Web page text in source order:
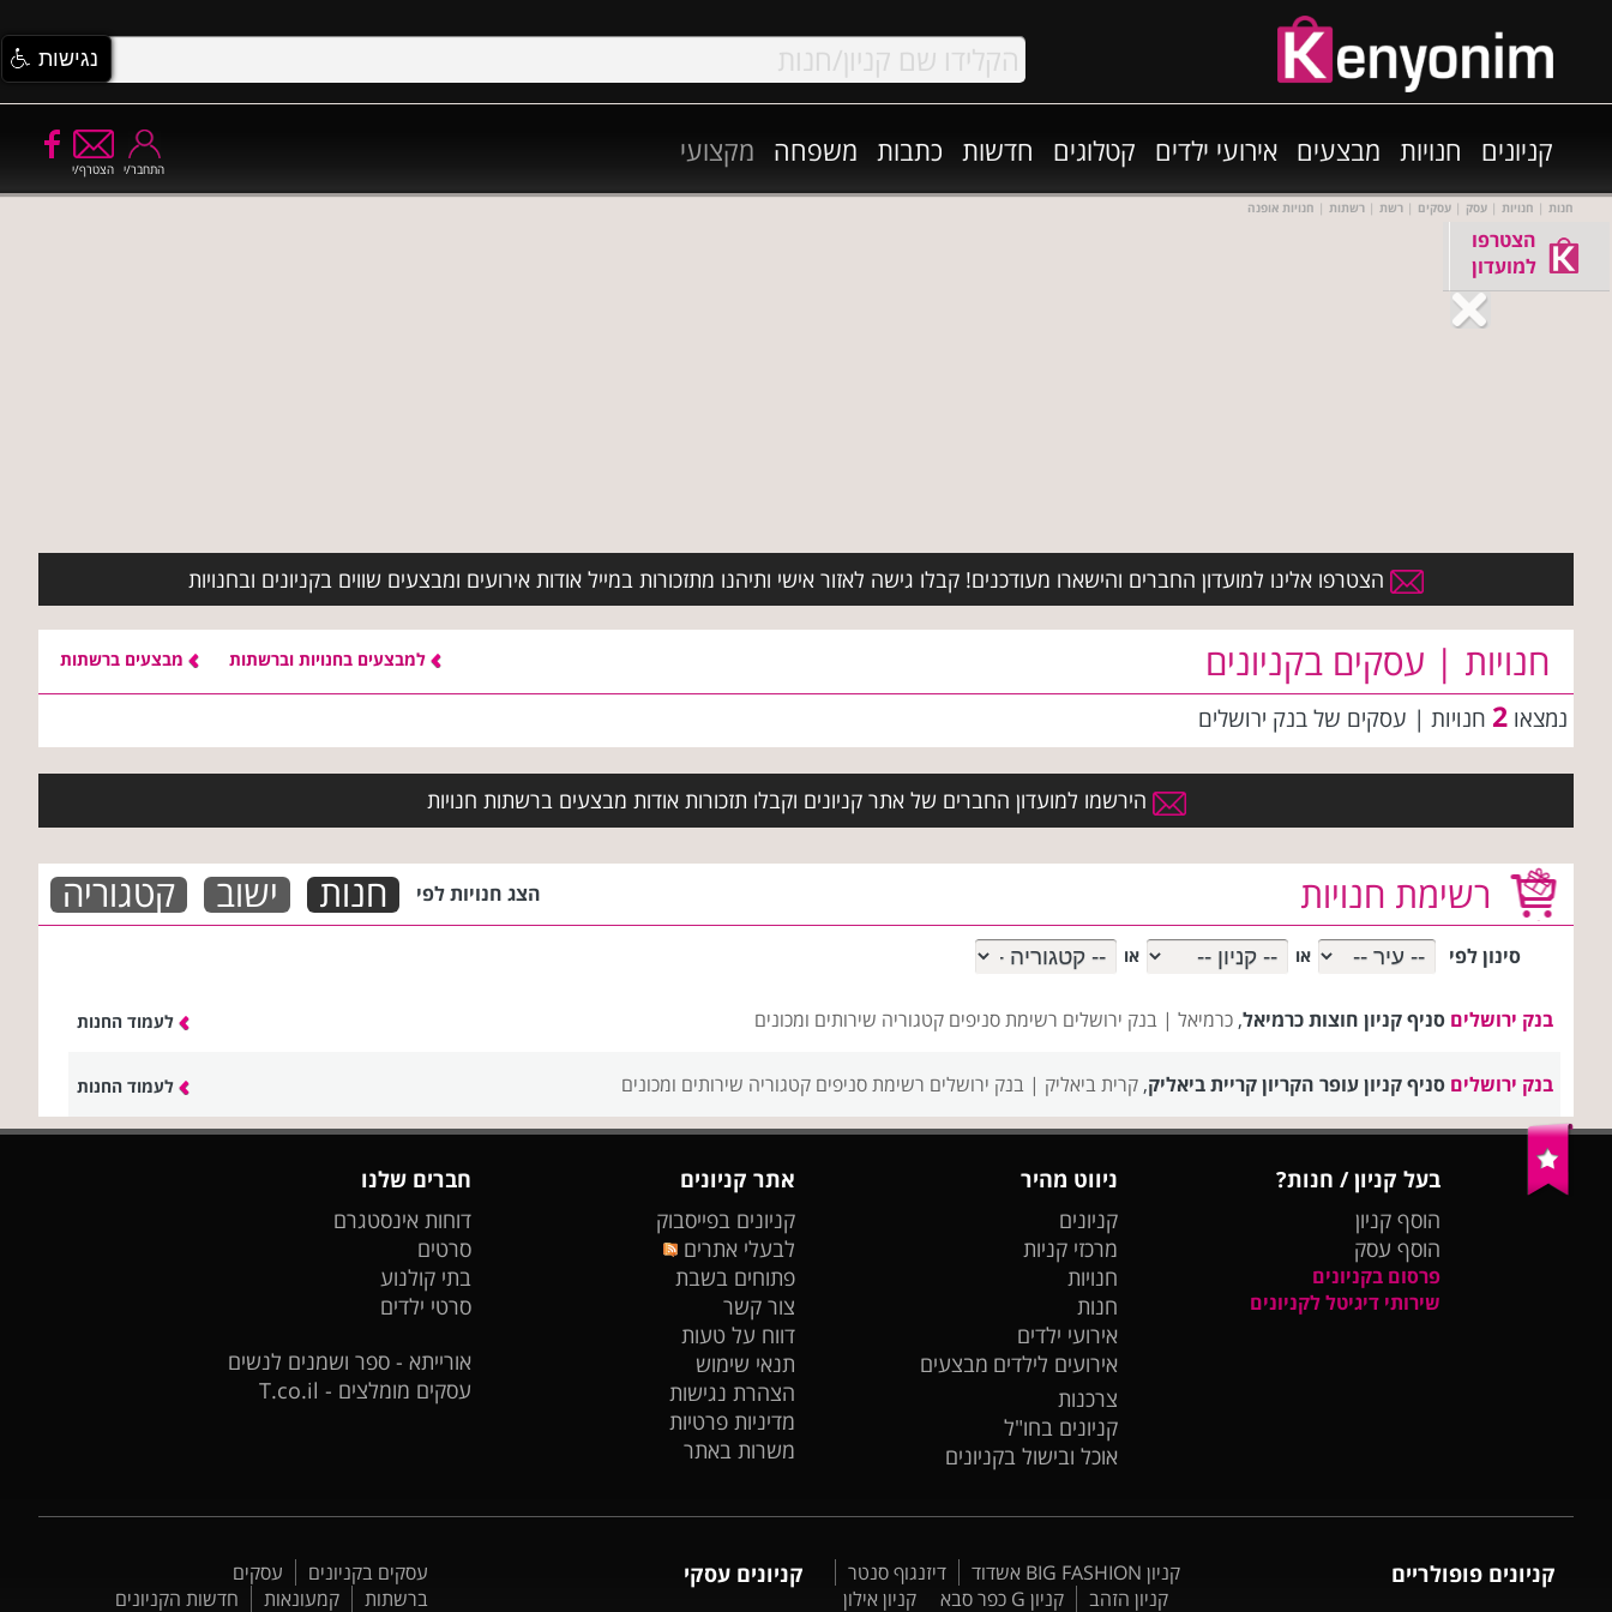
קניונים חנויות מבצעים אירועי ילדים קטלוגים חדשות כתבות משפחה מקצועי
הצטרף/י התחבר/י
חנות | חנויות | עסק | עסקים | רשת | רשתות | חנויות אופנה
הצטרפו אלינו למועדון החברים והישארו מעודכנים! קבלו גישה לאזור אישי ותיהנו מתזכורות במייל אודות אירועים ומבצעים שווים בקניונים ובחנויות
הצטרפו
למועדון
חנויות | עסקים בקניונים למבצעים בחנויות וברשתות מבצעים ברשתות
נמצאו 2 חנויות | עסקים של בנק ירושלים
הירשמו למועדון החברים של אתר קניונים וקבלו תזכורות אודות מבצעים ברשתות חנויות
רשימת חנויות הצג חנויות לפי חנות ישוב קטגוריה
סינון לפי או או
בנק ירושלים סניף קניון חוצות כרמיאל,כרמיאל |בנק ירושלים רשימת סניפים קטגוריה שירותים ומכונים לעמוד החנות
בנק ירושלים סניף קניון עופר הקריון קריית ביאליק,קרית ביאליק |בנק ירושלים רשימת סניפים קטגוריה שירותים ומכונים לעמוד החנות
בעל קניון / חנות?
הוסף קניון
הוסף עסק
פרסום בקניונים
שירותי דיגיטל לקניונים
ניווט מהיר
קניונים
מרכזי קניות
חנויות
חנות
אירועי ילדים
אירועים לילדים מבצעים
צרכנות
קניונים בחו"ל
אוכל ובישול בקניונים
אתר קניונים
קניונים בפייסבוק
לבעלי אתרים
פתוחים בשבת
צור קשר
דווח על טעות
תנאי שימוש
הצהרת נגישות
מדיניות פרטיות
משרות באתר
חברים שלנו
דוחות אינסטגרם
סרטים
בתי קולנוע
סרטי ילדים
אורייתא - ספר ושמנים לנשים
עסקים מומלצים - T.co.il
קניונים פופולריים קניון BIG FASHION אשדוד
דיזנגוף סנטר
קניון הזהב
קניון G כפר סבא קניון אילון
קניונים עסקי עסקים בקניונים
עסקים
ברשתות
קמעונאות
חדשות הקניונים
נגישות